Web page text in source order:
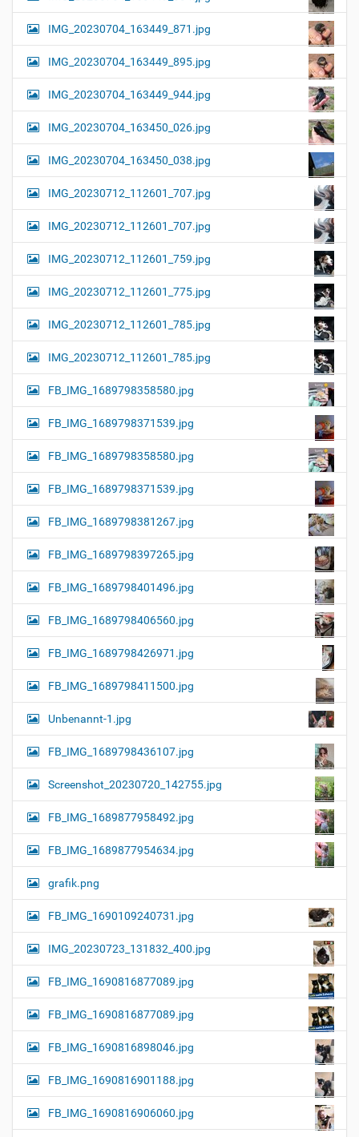
IMG_20230704_163449_871.jpg
IMG_20230704_163449_895.jpg
IMG_20230704_163449_944.jpg
IMG_20230704_163450_026.jpg
IMG_20230704_163450_038.jpg
IMG_20230712_112601_707.jpg
IMG_20230712_112601_707.jpg
IMG_20230712_112601_759.jpg
IMG_20230712_112601_775.jpg
IMG_20230712_112601_785.jpg
IMG_20230712_112601_785.jpg
FB_IMG_1689798358580.jpg
FB_IMG_1689798371539.jpg
FB_IMG_1689798358580.jpg
FB_IMG_1689798371539.jpg
FB_IMG_1689798381267.jpg
FB_IMG_1689798397265.jpg
FB_IMG_1689798401496.jpg
FB_IMG_1689798406560.jpg
FB_IMG_1689798426971.jpg
FB_IMG_1689798411500.jpg
Unbenannt-1.jpg
FB_IMG_1689798436107.jpg
Screenshot_20230720_142755.jpg
FB_IMG_1689877958492.jpg
FB_IMG_1689877954634.jpg
grafik.png
FB_IMG_1690109240731.jpg
IMG_20230723_131832_400.jpg
FB_IMG_1690816877089.jpg
FB_IMG_1690816877089.jpg
FB_IMG_1690816898046.jpg
FB_IMG_1690816901188.jpg
FB_IMG_1690816906060.jpg